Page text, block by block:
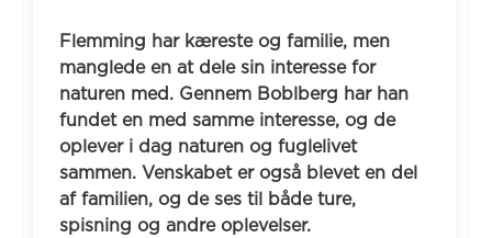
Flemming har kæreste og familie, men
manglede en at dele sin interesse for
naturen med. Gennem Boblberg har han
fundet en med samme interesse, og de
oplever i dag naturen og fuglelivet
sammen. Venskabet er også blevet en del
af familien, og de ses til både ture,
spisning og andre oplevelser.